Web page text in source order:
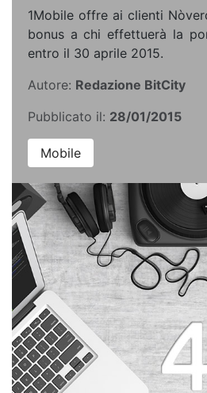
1Mobile offre ai clienti
bonus a chi effettuerà la
entro il 30 aprile 2015.
Autore: Redazione BitCity
Pubblicato il: 28/01/2015
Mobile